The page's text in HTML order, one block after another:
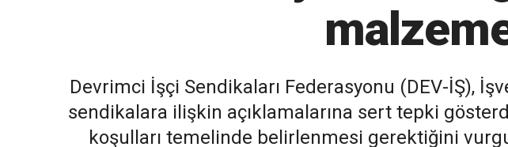
Devrimci İşçi Sendikaları Federasyonu (DEV-İŞ),
sendikalara ilişkin açıklamalarına sert tepki
koşulları temelinde belirlenmesi gerektiğini